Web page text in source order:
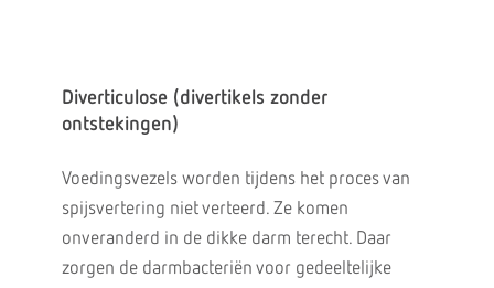
Diverticulose (divertikels zonder
ontstekingen)
Voedingsvezels worden tijdens het proces van
spijsvertering niet verteerd. Ze komen
onveranderd in de dikke darm terecht. Daar
zorgen de darmbacteriën voor gedeeltelijke